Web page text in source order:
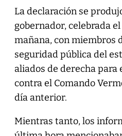
La declaración se
gobernador, celebrada
mañana, con miembros
seguridad pública del
aliados de derecha para
contra el Comando
día anterior.
Mientras tanto, los